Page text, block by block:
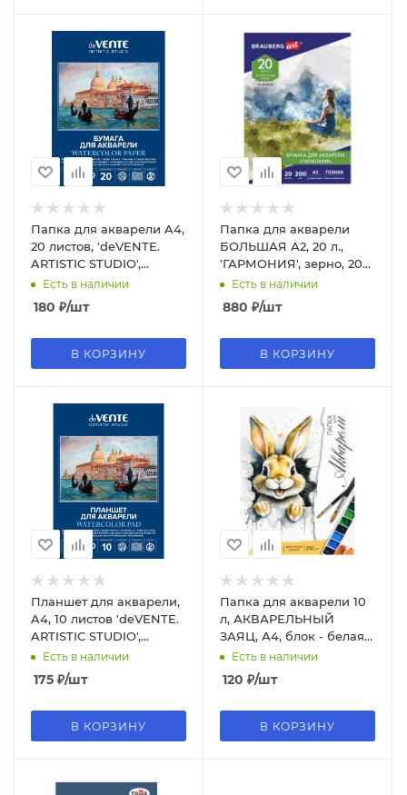
Папка для акварели A4,
20 листов, 'deVENTE.
ARTISTIC STUDIO',
акварельная бумага 200
г;м², 2131307
Есть в наличии
180 ₽/шт
В КОРЗИНУ
Папка для акварели
БОЛЬШАЯ А2, 20 л.,
'ГАРМОНИЯ', зерно, 200
г;м2, ГОЗНАК,
BRAUBERG ART, 113211
Есть в наличии
880 ₽/шт
В КОРЗИНУ
Планшет для акварели,
A4, 10 листов 'deVENTE.
ARTISTIC STUDIO',
акварельная бумага 200
г;м², 2131308
Есть в наличии
175 ₽/шт
В КОРЗИНУ
Папка для акварели 10
л, АКВАРЕЛЬНЫЙ
ЗАЯЦ, А4, блок - белая
акварельная бумага 200
г;м², 69937
Есть в наличии
120 ₽/шт
В КОРЗИНУ